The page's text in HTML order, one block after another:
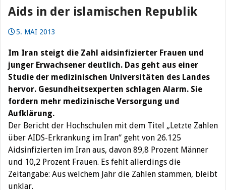
Aids in der islamischen Republik
5. MAI 2013
Im Iran steigt die Zahl aidsinfizierter Frauen und
junger Erwachsener deutlich. Das geht aus einer
Studie der medizinischen Universitäten des Landes
hervor. Gesundheitsexperten schlagen Alarm. Sie
fordern mehr medizinische Versorgung und
Aufklärung.
Der Bericht der Hochschulen mit dem Titel „Letzte Zahlen
über AIDS-Erkrankung im Iran“ geht von 26.125
Aidsinfizierten im Iran aus, davon 89,8 Prozent Männer
und 10,2 Prozent Frauen. Es fehlt allerdings die
Zeitangabe: Aus welchem Jahr die Zahlen stammen, bleibt
unklar.